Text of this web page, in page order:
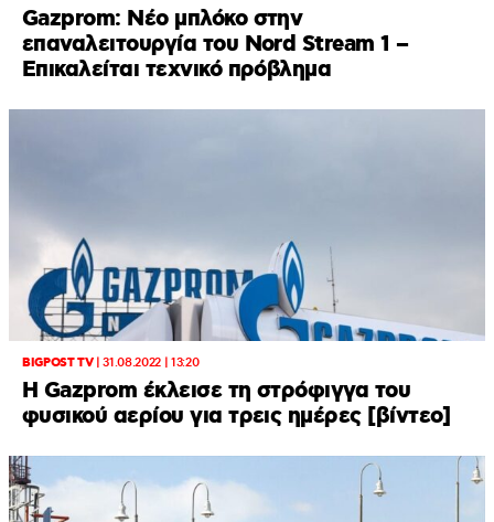
Gazprom: Νέο μπλόκο στην
επαναλειτουργία του Nord Stream 1 –
Επικαλείται τεχνικό πρόβλημα
BIGPOST TV|31.08.2022 | 13:20
Η Gazprom έκλεισε τη στρόφιγγα του
φυσικού αερίου για τρεις ημέρες [βίντεο]